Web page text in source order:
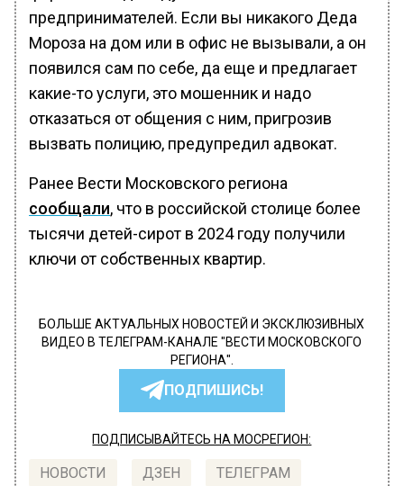
предпринимателей. Если вы никакого Деда
Мороза на дом или в офис не вызывали, а он
появился сам по себе, да еще и предлагает
какие-то услуги, это мошенник и надо
отказаться от общения с ним, пригрозив
вызвать полицию, предупредил адвокат.
Ранее Вести Московского региона
сообщали, что в российской столице более
тысячи детей-сирот в 2024 году получили
ключи от собственных квартир.
БОЛЬШЕ АКТУАЛЬНЫХ НОВОСТЕЙ И ЭКСКЛЮЗИВНЫХ
ВИДЕО В ТЕЛЕГРАМ-КАНАЛЕ "ВЕСТИ МОСКОВСКОГО
РЕГИОНА".
ПОДПИШИСЬ!
ПОДПИСЫВАЙТЕСЬ НА МОСРЕГИОН:
НОВОСТИ ДЗЕН ТЕЛЕГРАМ